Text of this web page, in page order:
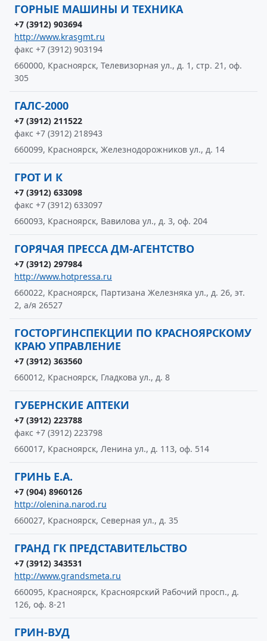
ГОРНЫЕ МАШИНЫ И ТЕХНИКА
+7 (3912) 903694
http://www.krasgmt.ru
факс +7 (3912) 903194
660000, Красноярск, Телевизорная ул., д. 1, стр. 21, оф.
305
ГАЛС-2000
+7 (3912) 211522
факс +7 (3912) 218943
660099, Красноярск, Железнодорожников ул., д. 14
ГРОТ И К
+7 (3912) 633098
факс +7 (3912) 633097
660093, Красноярск, Вавилова ул., д. 3, оф. 204
ГОРЯЧАЯ ПРЕССА ДМ-АГЕНТСТВО
+7 (3912) 297984
http://www.hotpressa.ru
660022, Красноярск, Партизана Железняка ул., д. 26, эт.
2, а/я 26527
ГОСТОРГИНСПЕКЦИИ ПО КРАСНОЯРСКОМУ
КРАЮ УПРАВЛЕНИЕ
+7 (3912) 363560
660012, Красноярск, Гладкова ул., д. 8
ГУБЕРНСКИЕ АПТЕКИ
+7 (3912) 223788
факс +7 (3912) 223798
660017, Красноярск, Ленина ул., д. 113, оф. 514
ГРИНЬ Е.А.
+7 (904) 8960126
http://olenina.narod.ru
660027, Красноярск, Северная ул., д. 35
ГРАНД ГК ПРЕДСТАВИТЕЛЬСТВО
+7 (3912) 343531
http://www.grandsmeta.ru
660095, Красноярск, Красноярский Рабочий просп., д.
126, оф. 8-21
ГРИН-ВУД